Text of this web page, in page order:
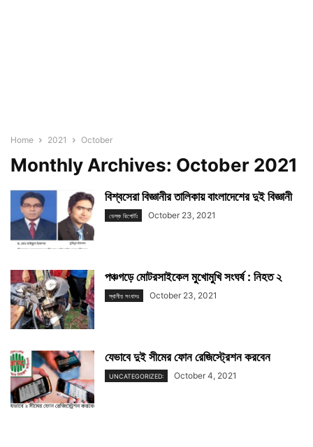
Home 2021 October
Monthly Archives: October 2021
বিশ্বসেরা বিজ্ঞানীর তালিকায় বাংলাদেশের দুই বিজ্ঞানী
ডেস্ক রিপোর্টঃ October 23, 2021
পঞ্চগড়ে মোটরসাইকেল মুখোমুখি সংঘর্ষ : নিহত ২
স্থানীয় সংবাদঃ October 23, 2021
যেভাবে দুই সীমের ফোন রেজিস্ট্রেশন করবেন
UNCATEGORIZED: October 4, 2021